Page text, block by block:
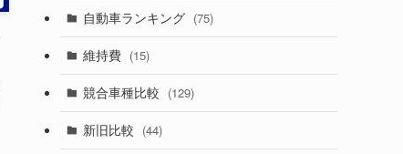
(357)
(328)
(194)
(230)
(242)
(85)
(84)
(14)
(8)
(3)
(21)
自動車ランキング (75)
維持費 (15)
競合車種比較 (129)
新旧比較 (44)